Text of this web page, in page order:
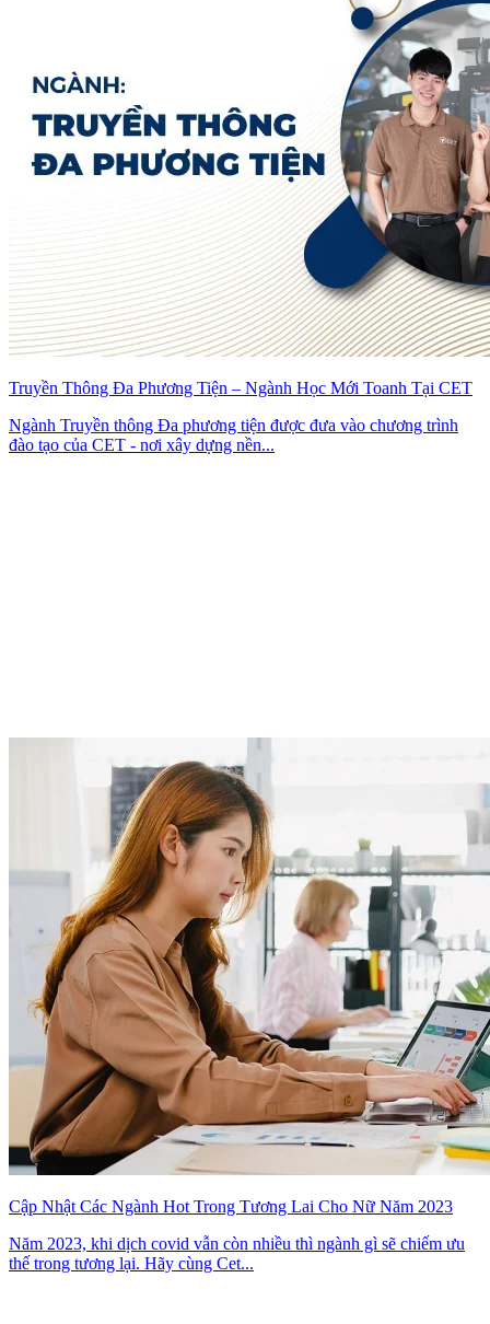
Truyền Thông Đa Phương Tiện – Ngành Học Mới Toanh Tại CET
Ngành Truyền thông Đa phương tiện được đưa vào chương trình
đào tạo của CET - nơi xây dựng nền...
Cập Nhật Các Ngành Hot Trong Tương Lai Cho Nữ Năm 2023
Năm 2023, khi dịch covid vẫn còn nhiều thì ngành gì sẽ chiếm ưu
thế trong tương lại. Hãy cùng Cet...